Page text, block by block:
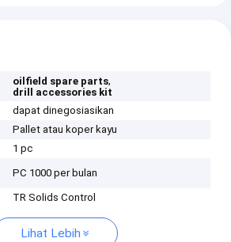
oilfield spare parts,
drill accessories kit
dapat dinegosiasikan
Pallet atau koper kayu
1 pc
PC 1000 per bulan
TR Solids Control
Lihat Lebih